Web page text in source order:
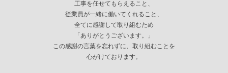
工事を任せてもらえること、
従業員が一緒に働いてくれること、
全てに感謝して取り組むため
「ありがとうございます。」
この感謝の言葉を忘れずに、取り組むことを
心がけております。